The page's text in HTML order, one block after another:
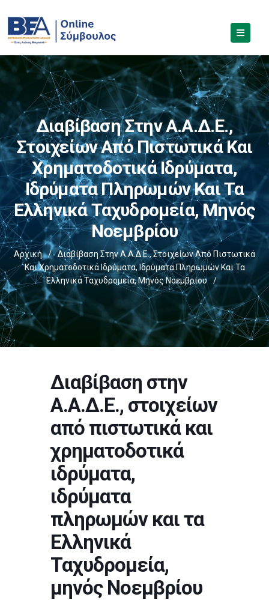
Διαβίβαση Στην Α.Α.Δ.Ε.,
Στοιχείων Από Πιστωτικά Και
Χρηματοδοτικά Ιδρύματα,
Ιδρύματα Πληρωμών Και Τα
Ελληνικά Ταχυδρομεία, Μηνός
Νοεμβρίου
Αρχική /
Διαβίβαση Στην Α.Α.Δ.Ε., Στοιχείων Από Πιστωτικά
Και Χρηματοδοτικά Ιδρύματα, Ιδρύματα Πληρωμών Και Τα
Ελληνικά Ταχυδρομεία, Μηνός Νοεμβρίου
/
Διαβίβαση στην
Α.Α.Δ.Ε., στοιχείων
από πιστωτικά και
χρηματοδοτικά
ιδρύματα,
ιδρύματα
πληρωμών και τα
Ελληνικά
Ταχυδρομεία,
μηνός Νοεμβρίου